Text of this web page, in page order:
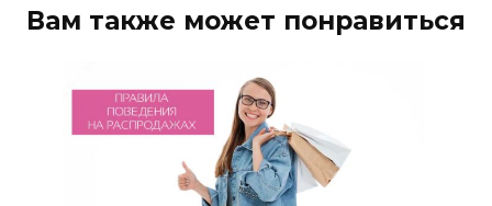
Вам также может понравиться